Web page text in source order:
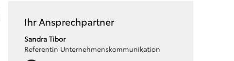
Ihr Ansprechpartner
Sandra Tibor
Referentin Unternehmenskommunikation